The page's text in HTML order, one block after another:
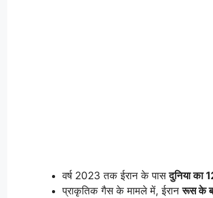
वर्ष 2023 तक ईरान के पासदुनिया का
प्राकृतिक गैस के मामले में, ईरानरूस के